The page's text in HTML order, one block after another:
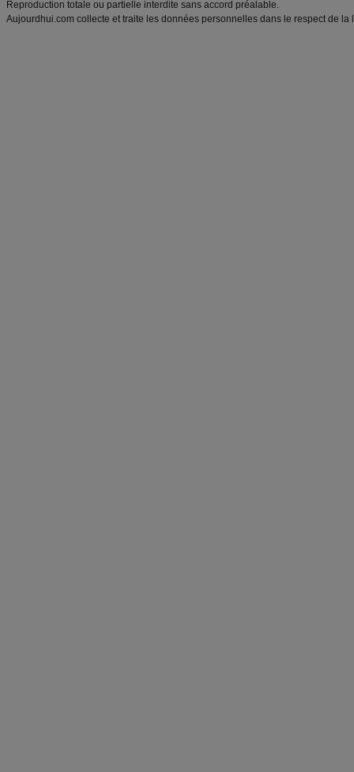
Reproduction totale ou partielle interdite sans accord préalable.
Aujourdhui.com collecte et traite les données personnelles dans le respect de